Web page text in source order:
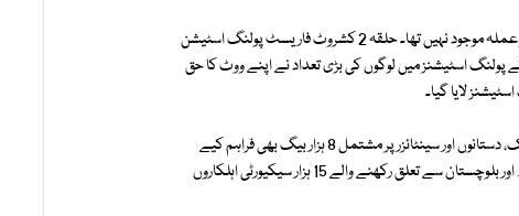
ان میں چلاس، دیامر 16 ون کے پولنگ اسٹیشن تھک لوشی میں7 بوتھوں میں سے ایک پر عملہ موجود نہیں تھا۔ حلقہ 2 کشروٹ فاریسٹ پولنگ اسٹیشن
اسٹیشنز میں لوگوں کی بڑی تعداد نے اپنے ووٹ کا حق
لایا گیا۔
گلگت بلتستان کی عبوری حکومت کی جانب سے پولنگ کے عملے کے لیے فیس ماسک، دستانوں اور سینٹائزر پر مشتمل 8 ہزار بیگ بھی فراہم کیے
گئے۔ پولنگ کے دوران سیکیورٹی کے لیے گلگت بلتستان، پنجاب، خیبرپختونخوا، سندھ اور بلوچستان سے تعلق رکھنے والے 15 ہزار سیکیورٹی اہلکاروں